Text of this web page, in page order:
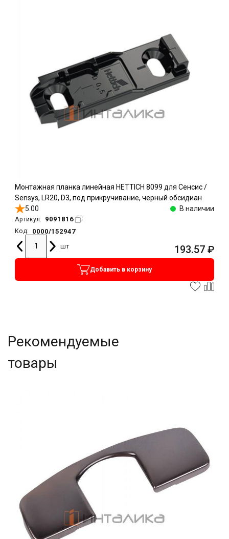
Монтажная планка линейная HETTICH 8099 для Сенсис /
Sensys, LR20, D3, под прикручивание, черный обсидиан
5.00
В наличии
Артикул: 9091816
Код:
0000/152947
шт
193.57 ₽
Добавить в корзину
Рекомендуемые
товары